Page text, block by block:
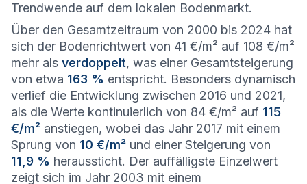
Trendwende auf dem lokalen Bodenmarkt.
Über den Gesamtzeitraum von 2000 bis 2024 hat
sich der Bodenrichtwert von 41 €/m² auf 108 €/m²
mehr als verdoppelt, was einer Gesamtsteigerung
von etwa 163 % entspricht. Besonders dynamisch
verlief die Entwicklung zwischen 2016 und 2021,
als die Werte kontinuierlich von 84 €/m² auf 115
€/m² anstiegen, wobei das Jahr 2017 mit einem
Sprung von 10 €/m² und einer Steigerung von
11,9 % heraussticht. Der auffälligste Einzelwert
zeigt sich im Jahr 2003 mit einem